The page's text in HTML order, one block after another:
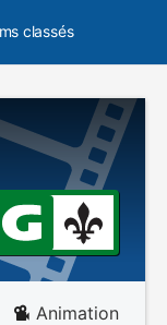
classés
Animation